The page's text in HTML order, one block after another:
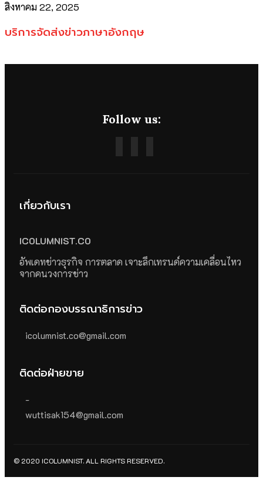
สิงหาคม 22, 2025
บริการจัดส่งข่าวภาษาอังกฤษ
Follow us:
เกี่ยวกับเรา
ICOLUMNIST.CO
อัพเดทข่าวธุรกิจ การตลาด เจาะลึกเทรนด์ความเคลื่อนไหว
จากคนวงการข่าว
ติดต่อกองบรรณาธิการข่าว
icolumnist.co@gmail.com
ติดต่อฝ่ายขาย
-
wuttisak154@gmail.com
© 2020 ICOLUMNIST. ALL RIGHTS RESERVED.